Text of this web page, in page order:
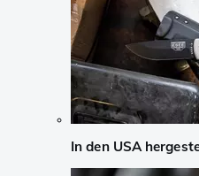
In den USA